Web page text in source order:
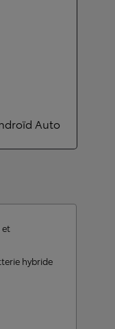
Auto
et
hybride